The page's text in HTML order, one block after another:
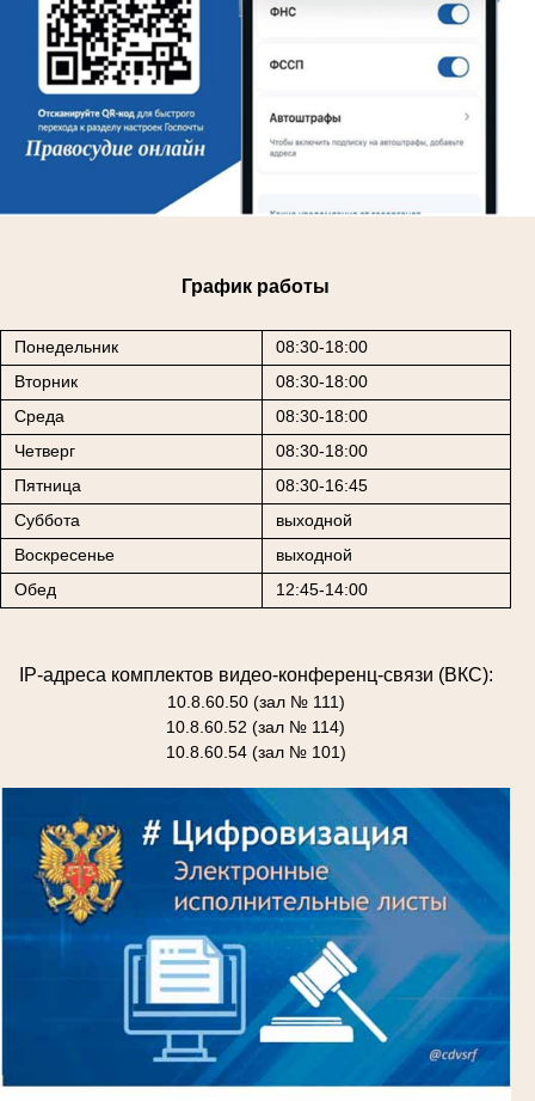
График работы
Понедельник
08:30-18:00
Вторник
08:30-18:00
Среда
08:30-18:00
Четверг
08:30-18:00
Пятница
08:30-16:45
Суббота
выходной
Воскресенье
выходной
Обед
12:45-14:00
IP-адреса комплектов видео-конференц-связи (ВКС):
10.8.60.50 (зал № 111)
10.8.60.52 (зал № 114)
10.8.60.54 (зал № 101)